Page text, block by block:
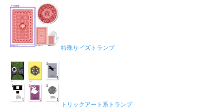
特殊サイズトランプ
トリックアート系トランプ